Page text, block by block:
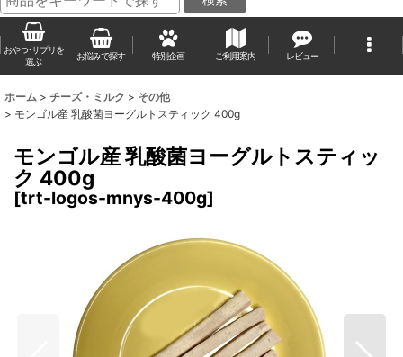
おやつ･サプリを
選ぶ
お悩みで探す 特別企画 ご利用案内 レビュー
ホーム > チーズ・ミルク > その他
> モンゴル産 乳酸菌ヨーグルトスティック 400g
モンゴル産 乳酸菌ヨーグルトスティッ
ク 400g
[trt-logos-mnys-400g]